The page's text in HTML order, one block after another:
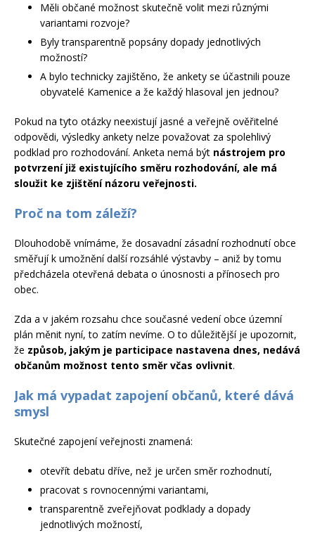
Měli občané možnost skutečně volit mezi různými
variantami rozvoje?
Byly transparentně popsány dopady jednotlivých
možností?
A bylo technicky zajištěno, že ankety se účastnili pouze
obyvatelé Kamenice a že každý hlasoval jen jednou?
Pokud na tyto otázky neexistují jasné a veřejně ověřitelné
odpovědi, výsledky ankety nelze považovat za spolehlivý
podklad pro rozhodování. Anketa nemá být nástrojem pro
potvrzení již existujícího směru rozhodování, ale má
sloužit ke zjištění názoru veřejnosti.
Proč na tom záleží?
Dlouhodobě vnímáme, že dosavadní zásadní rozhodnutí obce
směřují k umožnění další rozsáhlé výstavby – aniž by tomu
předcházela otevřená debata o únosnosti a přínosech pro
obec.
Zda a v jakém rozsahu chce současné vedení obce územní
plán měnit nyní, to zatím nevíme. O to důležitější je upozornit,
že způsob, jakým je participace nastavena dnes, nedává
občanům možnost tento směr včas ovlivnit.
Jak má vypadat zapojení občanů, které dává
smysl
Skutečné zapojení veřejnosti znamená:
otevřít debatu dříve, než je určen směr rozhodnutí,
pracovat s rovnocennými variantami,
transparentně zveřejňovat podklady a dopady
jednotlivých možností,